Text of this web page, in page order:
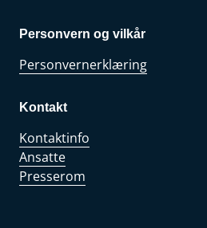
Personvern og vilkår
Personvernerklæring
Kontakt
Kontaktinfo
Ansatte
Presserom